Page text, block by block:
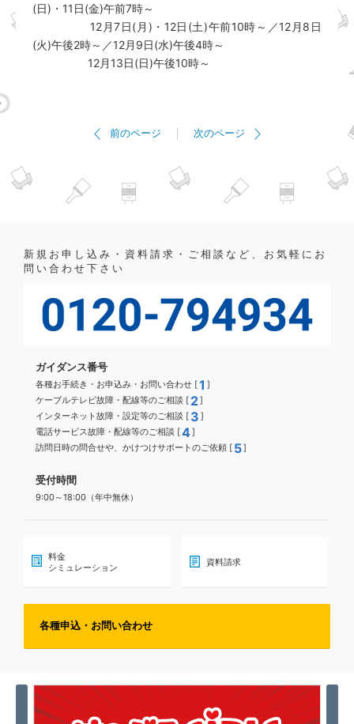
(日)・11日(金)午前7時～
12月7日(月)・12日(土)午前10時～／12月8日
(火)午後2時～／12月9日(水)午後4時～
12月13日(日)午後10時～
前のページ 次のページ
新規お申し込み・資料請求・ご相談など、お気軽にお
問い合わせ下さい
ガイダンス番号
各種お手続き・お申込み・お問い合わせ [1 ]
ケーブルテレビ故障・配線等のご相談 [ 2]
インターネット故障・設定等のご相談 [ 3 ]
電話サービス故障・配線等のご相談 [4]
訪問日時の問合せや、かけつけサポートのご依頼 [ 5]
受付時間
9:00～18:00（年中無休）
料金
シミュレーション
資料請求
各種申込・お問い合わせ